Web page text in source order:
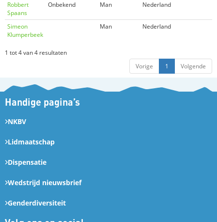
Robbert
Spaans
Onbekend Man Nederland
Simeon
Klumperbeek
Man Nederland
1 tot 4 van 4 resultaten
Vorige
1 Volgende
Handige pagina’s
NKBV
Lidmaatschap
Dispensatie
Wedstrijd nieuwsbrief
Genderdiversiteit